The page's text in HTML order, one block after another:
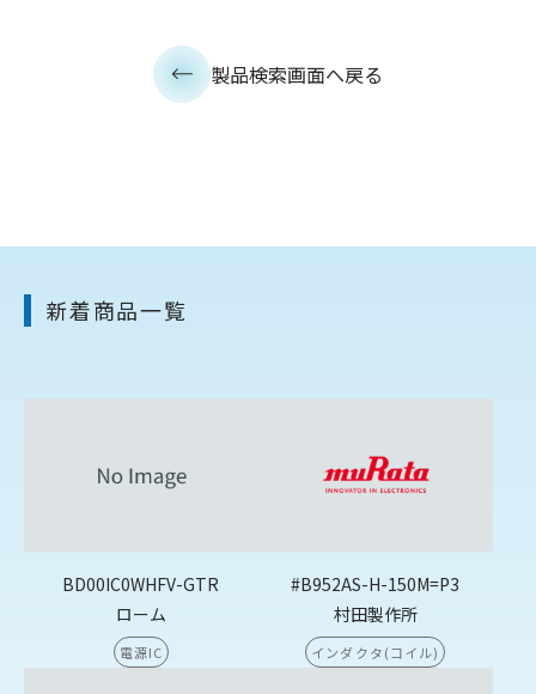
製品検索画面へ戻る
新着商品一覧
BD00IC0WHFV-GTR
ローム
電源IC
#B952AS-H-150M=P3
村田製作所
インダクタ(コイル)